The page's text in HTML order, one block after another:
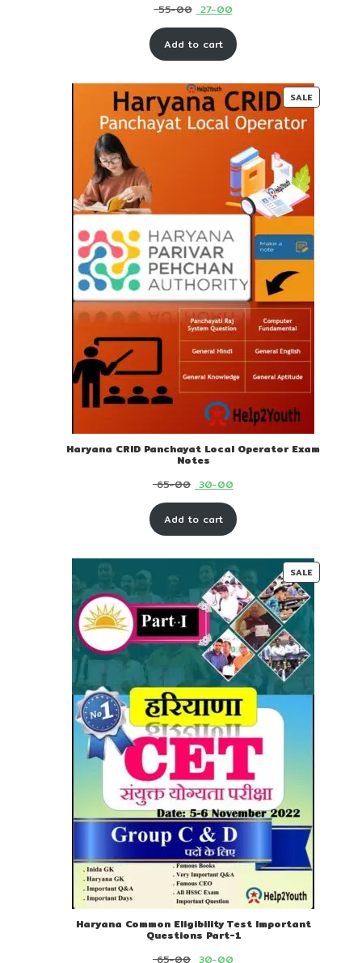
55-00 Original
price
was:
00.
27-00Current
price
is:
00.
Add to cart
SALE
Haryana CRID Panchayat Local Operator Exam
Notes
65-00 Original
price
was:
00.
30-00Current
price
is:
00.
Add to cart
SALE
SALE
Haryana Common Eligibility Test Important
Questions Part-1
65-00 30-00